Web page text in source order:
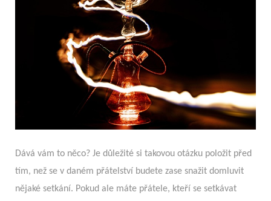
Dává vám to něco? Je důležité si takovou otázku položit před
tím, než se v daném přátelství budete zase snažit domluvit
nějaké setkání. Pokud ale máte přátele, kteří se setkávat